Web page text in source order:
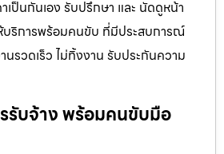
เป็นกันเอง รับปรึกษา และ นัดดูหน้า
บริการพร้อมคนขับ ที่มีประสบการณ์
รวดเร็ว ไม่ทิ้งงาน รับประกันความ
รรับจ้าง พร้อมคนขับมือ